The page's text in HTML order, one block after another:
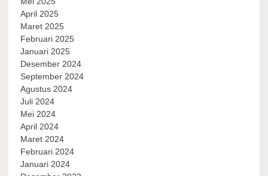
April 2025
Maret 2025
Februari 2025
Januari 2025
Desember 2024
September 2024
Agustus 2024
Juli 2024
Mei 2024
April 2024
Maret 2024
Februari 2024
Januari 2024